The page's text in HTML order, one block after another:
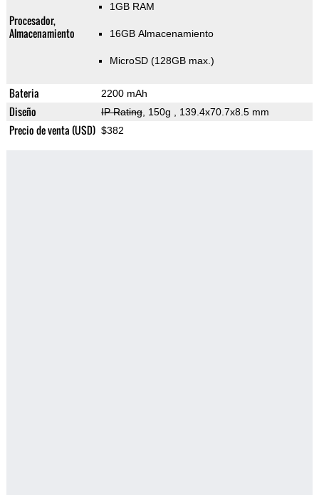
Procesador,
Almacenamiento
1GB RAM
16GB Almacenamiento
MicroSD (128GB max.)
Bateria 2200 mAh
Diseño IP Rating, 150g , 139.4x70.7x8.5 mm
Precio de venta (USD) $382